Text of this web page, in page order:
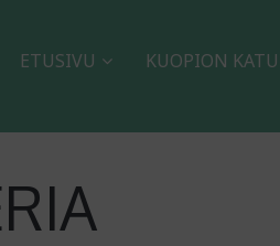
ETUSIVU KUOPION